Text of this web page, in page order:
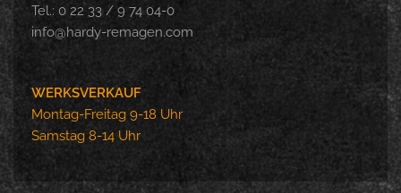
Tel.: 0 22 33 / 9 74 04-0
info@hardy-remagen.com
WERKSVERKAUF
Montag-Freitag 9-18 Uhr
Samstag 8-14 Uhr